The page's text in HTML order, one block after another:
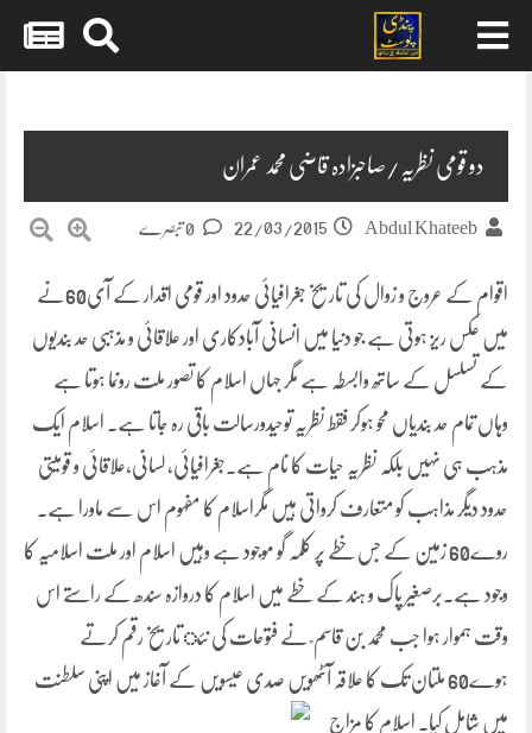
دو قومی نظریہ/صاحبزادہ قاضی محمد عمران
Abdul Khateeb
22/03/2015
اقوام کے عروج و زوال کی تاریخ جغرافیائی حدود اور قومی اقدار کے آی60نے
میں عکس ریز ہوتی ہے جو دنیا میں انسانی آبادکاری اور علاقائی و مذہبی حد بندیوں
کے تسلسل کے ساتھ وابسطہ ہے مگر جہاں اسلام کا تصور ملت رونما ہوتا ہے
وہاں تمام حد بندیاں محو ہوکر فقط نظریہ توحیدورسالت باقی رہ جاتا ہے۔ اسلام ایک
مذہب ہی نہیں بلکہ نظریہ حیات کا نام ہے۔جغرافیائی،لسانی،علاقائی و قومیتی
حدود دیگر مذاہب کو متعارف کرواتی ہیں مگراسلام کا مفہوم اس سے ماورا ہے۔
روے60 زمین کے جس خطے پر کلمہ گو موجود ہے وہیں اسلام اور ملت اسلامیہ کا
وجود ہے۔برصغیر پاک و ہند کے خطے میں اسلام کا دروازہ سندھ کے راستے اس
وقت ہموار ہوا جب محمد بن قاسم ؒ نے فتوحات کی نئ تاریخ رقم کرتے
ہوے60 ملتان تک کا علاقہ آٹھویں صدی عیسویں کے آغاز میں اپنی سلطنت
میں شامل کیا۔ اسلام کا مزاج